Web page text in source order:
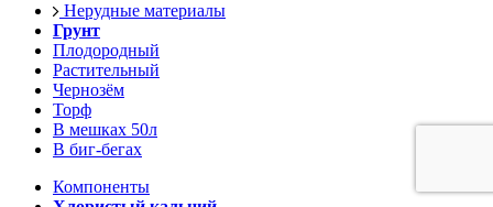
Нерудные материалы
Грунт
Плодородный
Растительный
Чернозём
Торф
В мешках 50л
В биг-бегах
Компоненты